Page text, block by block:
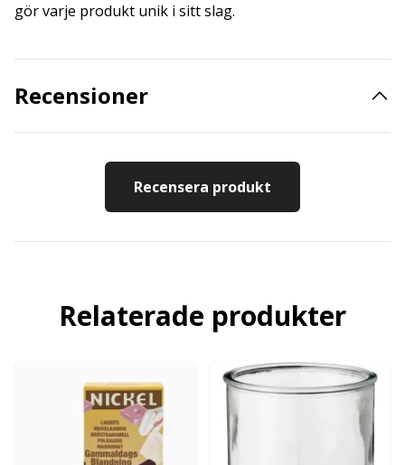
gör varje produkt unik i sitt slag.
Recensioner
Recensera produkt
Relaterade produkter